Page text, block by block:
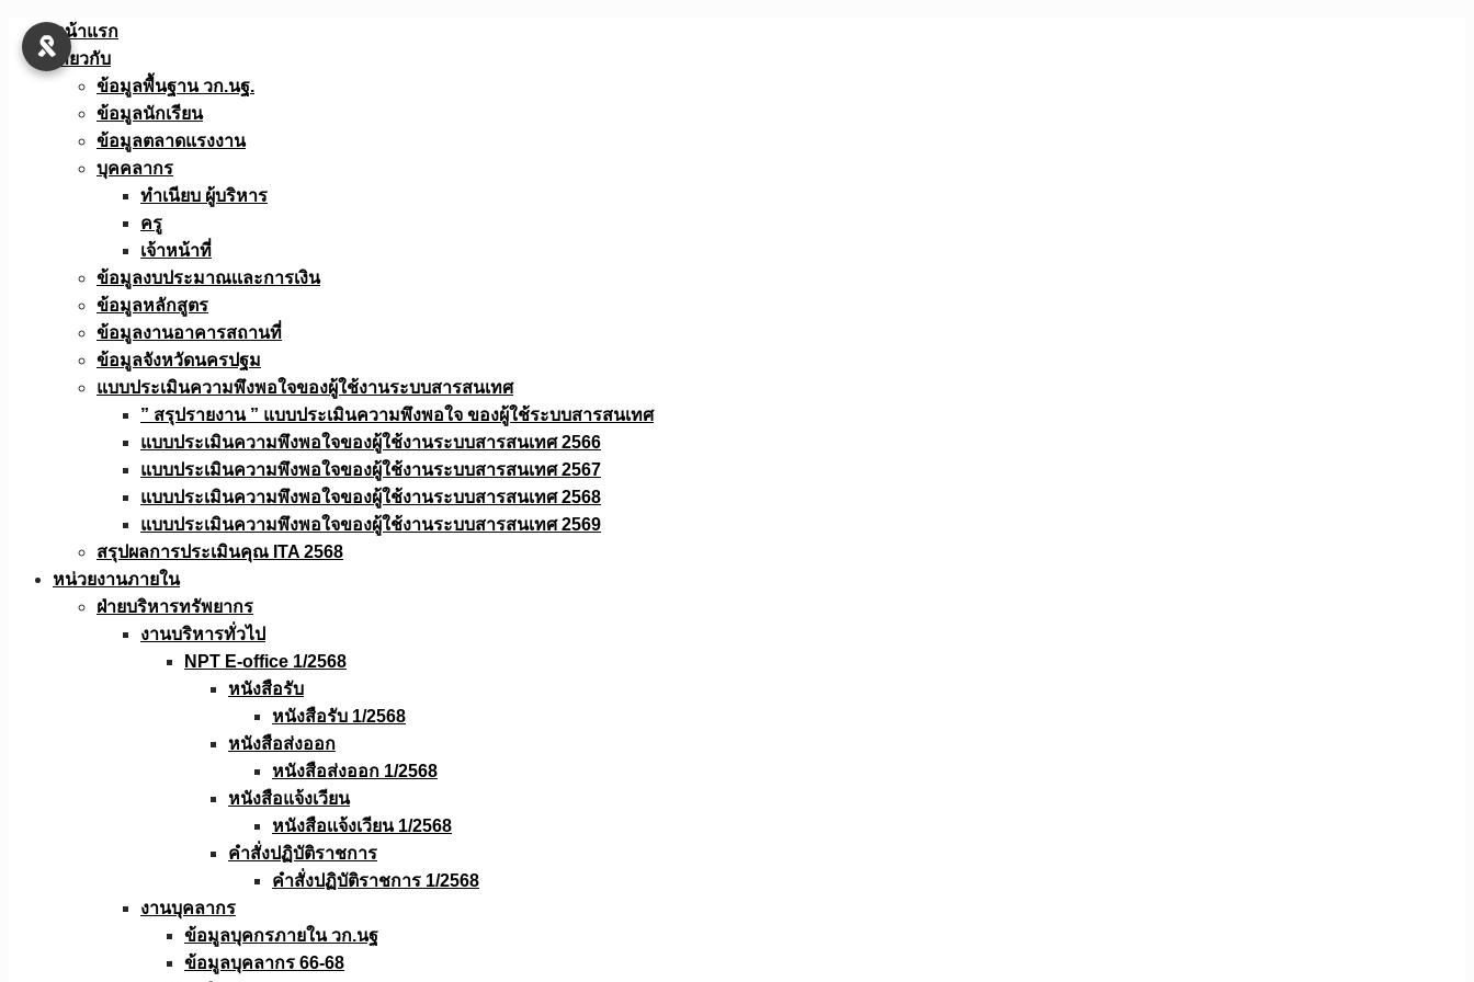
Skip
หน้าแรก
เกี่ยวกับ
ข้อมูลพื้นฐาน วก.นฐ.
ข้อมูลนักเรียน
ข้อมูลตลาดแรงงาน
บุคคลากร
ทำเนียบ ผู้บริหาร
ครู
เจ้าหน้าที่
ข้อมูลงบประมาณเเละการเงิน
ข้อมูลหลักสูตร
ข้อมูลงานอาคารสถานที่
ข้อมูลจังหวัดนครปฐม
แบบประเมินความพึงพอใจของผู้ใช้งานระบบสารสนเทศ
” สรุปรายงาน ” แบบประเมินความพึงพอใจ ของผู้ใช้ระบบสารสนเทศ
แบบประเมินความพึงพอใจของผู้ใช้งานระบบสารสนเทศ 2566
แบบประเมินความพึงพอใจของผู้ใช้งานระบบสารสนเทศ 2567
แบบประเมินความพึงพอใจของผู้ใช้งานระบบสารสนเทศ 2568
แบบประเมินความพึงพอใจของผู้ใช้งานระบบสารสนเทศ 2569
สรุปผลการประเมินคุณ ITA 2568
หน่วยงานภายใน
ฝ่ายบริหารทรัพยากร
งานบริหารทั่วไป
NPT E-office 1/2568
หนังสือรับ
หนังสือรับ 1/2568
หนังสือส่งออก
หนังสือส่งออก 1/2568
หนังสือแจ้งเวียน
หนังสือเเจ้งเวียน 1/2568
คำสั่งปฏิบัติราชการ
คำสั่งปฏิบัติราชการ 1/2568
งานบุคลากร
ข้อมูลบุคกรภายใน วก.นฐ
ข้อมูลบุคลากร 66-68